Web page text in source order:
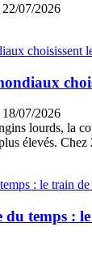
07/2026
07/2026
lourds, la
élevés.
temps :